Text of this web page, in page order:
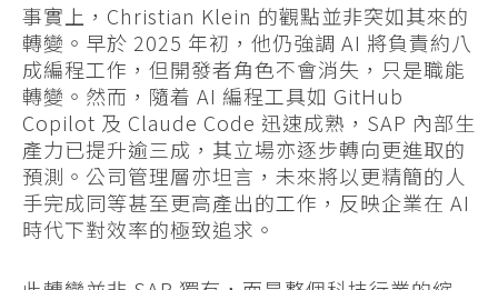
事實上，Christian Klein 的觀點並非突如其來的
轉變。早於 2025 年初，他仍強調 AI 將負責約八
成編程工作，但開發者角色不會消失，只是職能
轉變。然而，隨着 AI 編程工具如 GitHub
Copilot 及 Claude Code 迅速成熟，SAP 內部生
產力已提升逾三成，其立場亦逐步轉向更進取的
預測。公司管理層亦坦言，未來將以更精簡的人
手完成同等甚至更高產出的工作，反映企業在 AI
時代下對效率的極致追求。